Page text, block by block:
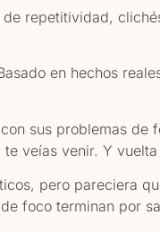
repetitividad,
en hechos
sus problemas de
te veías venir. Y
pero pareciera
foco terminan por